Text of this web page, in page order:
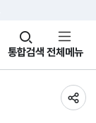
통합검색
창
열기 전체메뉴